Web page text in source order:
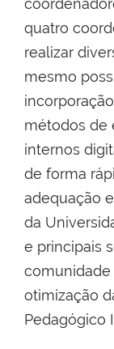
quatro
realizar
mesmo
métodos de
internos
de forma
adequação
da
e principais
comunidade
otimização
Pedagógico